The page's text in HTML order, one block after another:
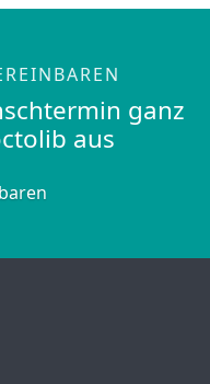
ganz
aus